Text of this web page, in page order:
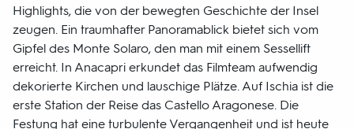
Highlights, die von der bewegten Geschichte der Insel
zeugen. Ein traumhafter Panoramablick bietet sich vom
Gipfel des Monte Solaro, den man mit einem Sessellift
erreicht. In Anacapri erkundet das Filmteam aufwendig
dekorierte Kirchen und lauschige Plätze. Auf Ischia ist die
erste Station der Reise das Castello Aragonese. Die
Festung hat eine turbulente Vergangenheit und ist heute